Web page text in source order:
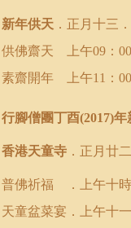
新年供天 ．正月十三．
供佛齋天 上午09 ：
素齋開年 上午11 ：
腳僧團丁酉(2017)年
香港天童寺 ．正月廿
普佛祈福 ．上午十時
天童盆菜宴．上午十